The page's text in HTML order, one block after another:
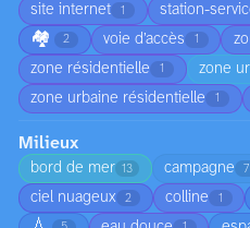
site internet 1 station-
🏘️ 2 voie d’accès 1
zone résidentielle 1 zone
zone urbaine résidentielle 1
Milieux
bord de mer 13 campagne 7
ciel nuageux 2 colline 1